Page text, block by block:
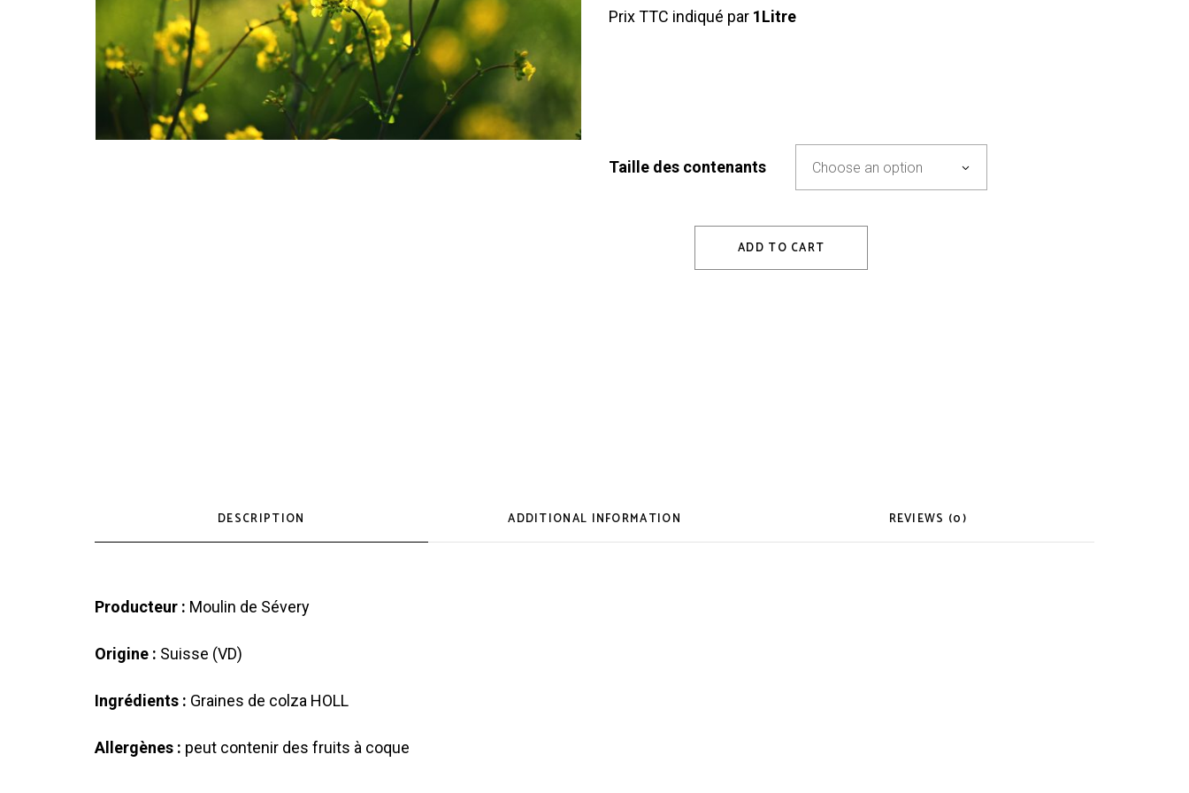
Prix TTC indiqué par 1Litre
Taille des contenants Choose an option
ADD TO CART
DESCRIPTION ADDITIONAL INFORMATION REVIEWS (0)
Producteur : Moulin de Sévery
Origine : Suisse (VD)
Ingrédients : Graines de colza HOLL
Allergènes : peut contenir des fruits à coque